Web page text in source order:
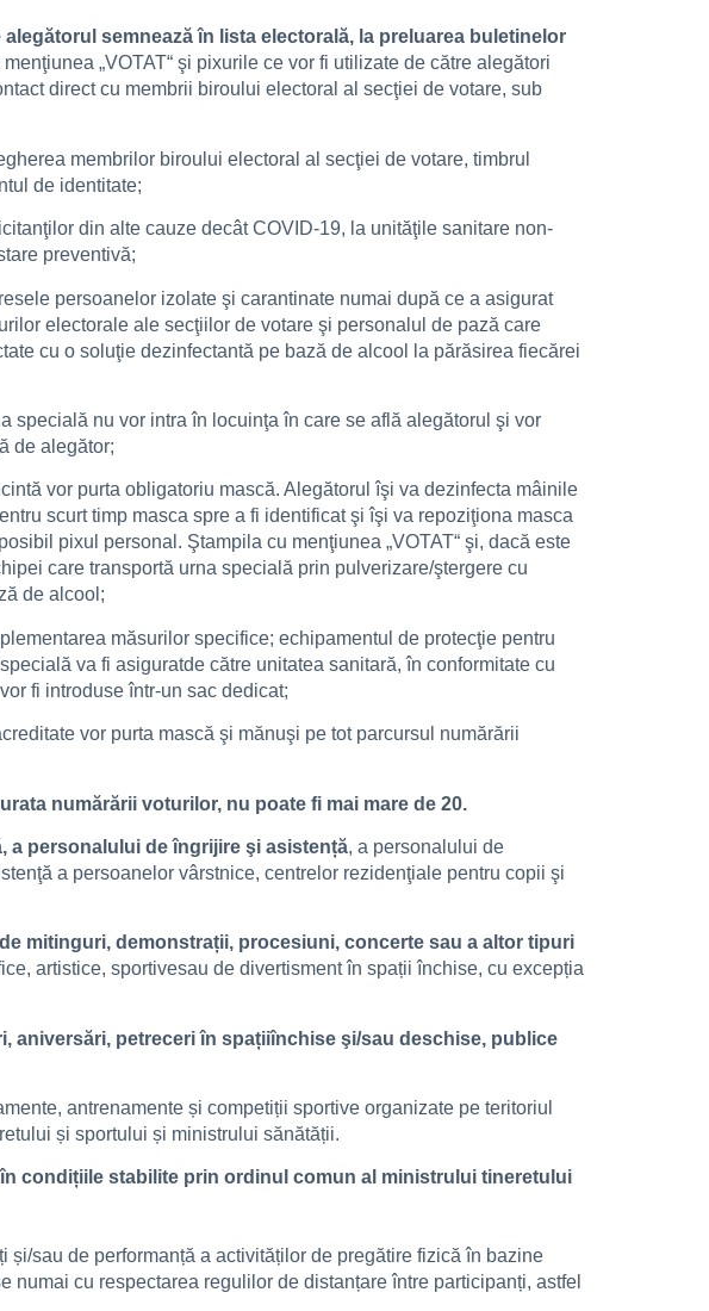
semnează în lista electorală, la preluarea buletinelor
„VOTAT“ şi pixurile ce vor fi utilizate de către alegători
direct cu membrii biroului electoral al secţiei de votare, sub
membrilor biroului electoral al secţiei de votare, timbrul
de identitate;
din alte cauze decât COVID-19, la unităţile sanitare non-
preventivă;
persoanelor izolate şi carantinate numai după ce a asigurat
electorale ale secţiilor de votare şi personalul de pază care
cu o soluţie dezinfectantă pe bază de alcool la părăsirea fiecărei
specială nu vor intra în locuinţa în care se află alegătorul şi vor
de alegător;
vor purta obligatoriu mască. Alegătorul îşi va dezinfecta mâinile
scurt timp masca spre a fi identificat şi îşi va repoziţiona masca
pixul personal. Ştampila cu menţiunea „VOTAT“ şi, dacă este
care transportă urna specială prin pulverizare/ştergere cu
de alcool;
măsurilor specifice; echipamentul de protecţie pentru
va fi asiguratde către unitatea sanitară, în conformitate cu
fi introduse într-un sac dedicat;
vor purta mască şi mănuşi pe tot parcursul numărării
numărării voturilor, nu poate fi mai mare de 20.
a personalului de îngrijire şi asistență, a personalului de
a persoanelor vârstnice, centrelor rezidenţiale pentru copii şi
mitinguri, demonstrații, procesiuni, concerte sau a altor tipuri
artistice, sportivesau de divertisment în spații închise, cu excepția
aniversări, petreceri în spațiiînchise şi/sau deschise, publice
antrenamente și competiții sportive organizate pe teritoriul
și sportului și ministrului sănătății.
condițiile stabilite prin ordinul comun al ministrului tineretului
și/sau de performanță a activităților de pregătire fizică în bazine
cu respectarea regulilor de distanțare între participanți, astfel